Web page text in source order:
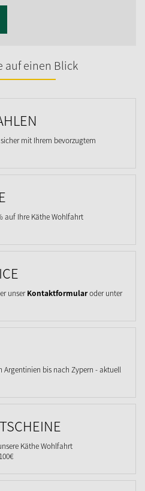
auf einen Blick
mit Ihrem bevorzugtem
auf Ihre Käthe Wohlfahrt
unserKontaktformularoder unter
Argentinien bis nach Zypern - aktuell
Käthe Wohlfahrt